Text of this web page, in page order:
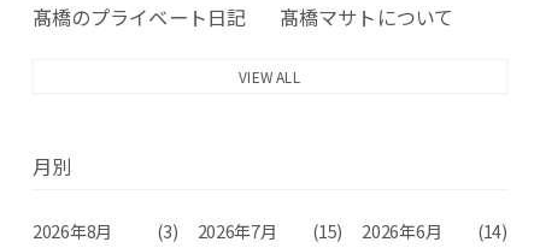
髙橋のプライベート日記 髙橋マサトについて
VIEW ALL
月別
2026年8月 (3) 2026年7月 (15) 2026年6月 (14)